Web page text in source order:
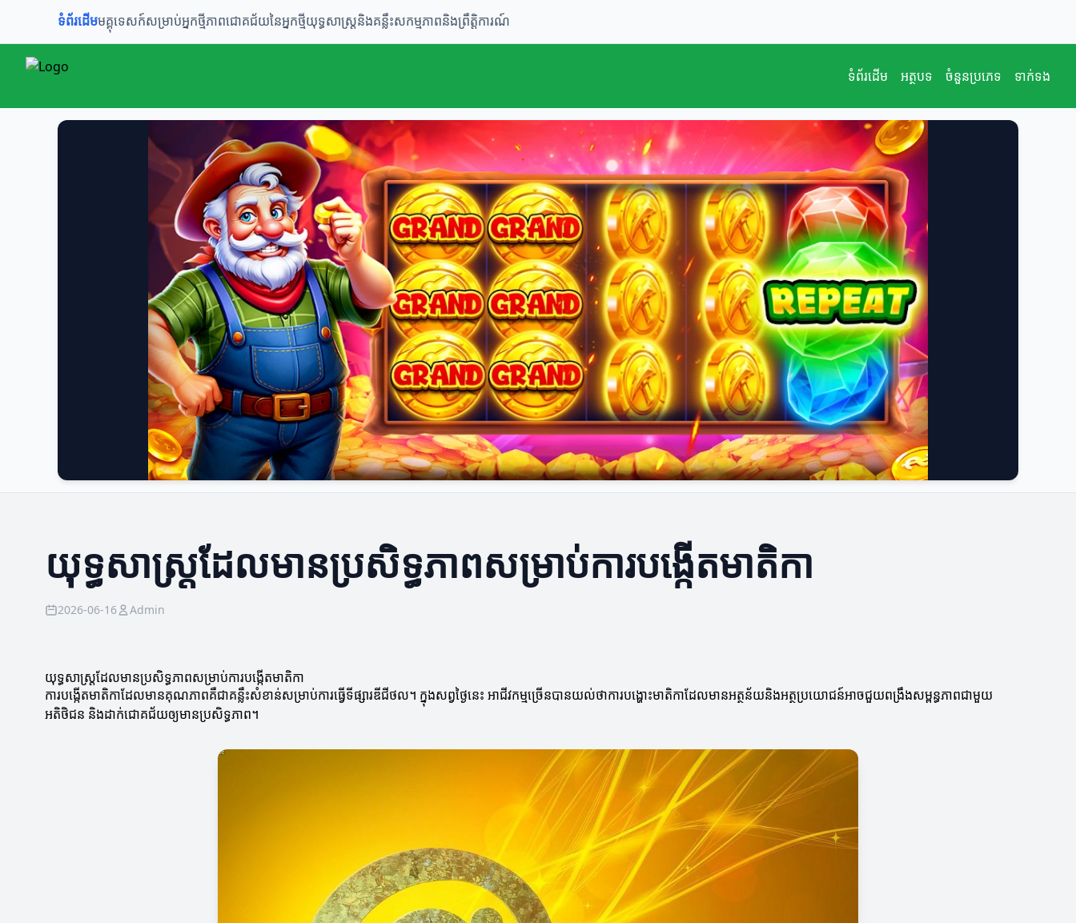
ទំព័រដើមមគ្គុទេសក៍សម្រាប់អ្នកថ្មីភាពជោគជ័យនៃអ្នកថ្មីយុទ្ធសាស្ត្រនិងគន្លឹះសកម្មភាពនិងព្រឹត្តិការណ៍
ទំព័រដើម អត្ថបទ ចំនួនប្រភេទ ទាក់ទង
យុទ្ធសាស្ត្រដែលមានប្រសិទ្ធភាពសម្រាប់ការបង្កើតមាតិកា
2026-06-16 Admin
យុទ្ធសាស្ត្រដែលមានប្រសិទ្ធភាពសម្រាប់ការបង្កើតមាតិកា
ការបង្កើតមាតិកាដែលមានគុណភាពគឺជាគន្លឹះសំខាន់សម្រាប់ការធ្វើទីផ្សារឌីជីថល។ ក្នុងសព្វថ្ងៃនេះ អាជីវកម្មច្រើនបានយល់ថាការបង្ហោះមាតិកាដែលមានអត្ថន័យនិងអត្ថប្រយោជន៍អាចជួយពង្រឹងសម្ពន្ធភាពជាមួយ
អតិថិជន និងដាក់ជោគជ័យឲ្យមានប្រសិទ្ធភាព។